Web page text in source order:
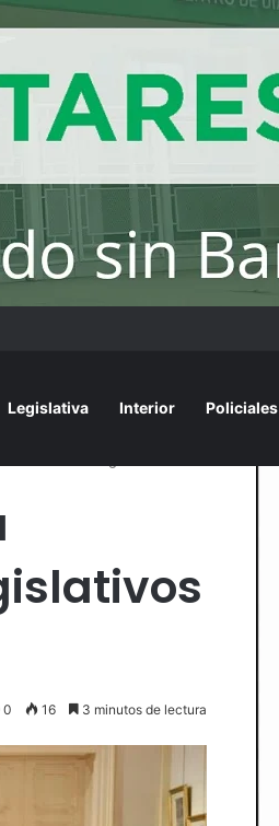
Legislativa Interior Policiales
0 16 3 minutos de lectura